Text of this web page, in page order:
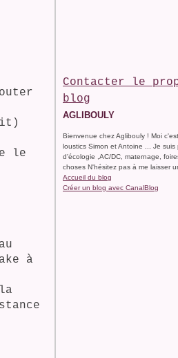
le
à
Contacter le
blog
AGLIBOULY
Bienvenue chez Aglibouly ! Moi
loustics Simon et Antoine ... Je suis
d'écologie ,AC/DC, maternage,
choses N'hésitez pas à me laisser
Accueil du blog
Créer un blog avec CanalBlog